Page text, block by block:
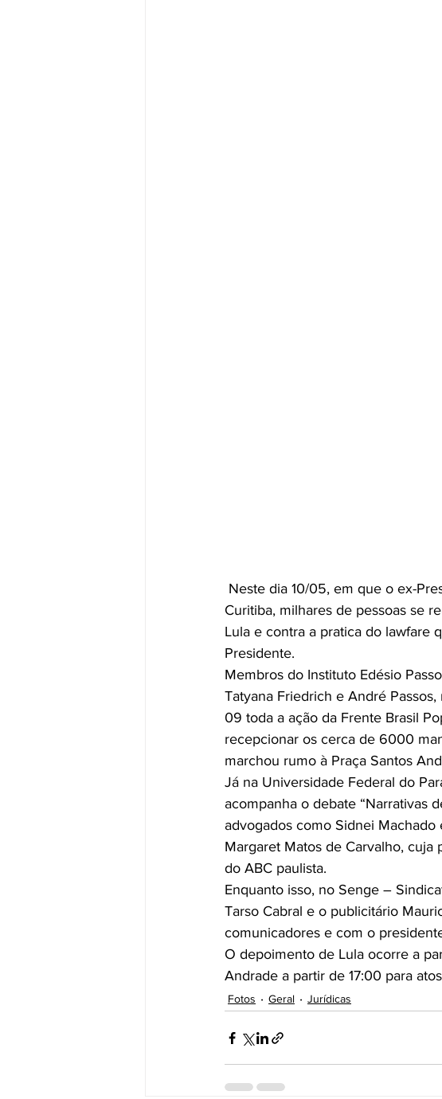
Curitiba, milhares de pessoas se
Lula e contra a pratica do lawfare
Presidente.
Membros do Instituto Edésio
Tatyana Friedrich e André
09 toda a ação da Frente Brasil
recepcionar os cerca de 6000
marchou rumo à Praça Santos
Já na Universidade Federal do
acompanha o debate “Narrativas
advogados como Sidnei Machado
Margaret Matos de Carvalho, cuja
do ABC paulista.
Enquanto isso, no Senge –
Tarso Cabral e o publicitário
comunicadores e com o
O depoimento de Lula ocorre a
Andrade a partir de 17:00 para
Fotos Geral Jurídicas